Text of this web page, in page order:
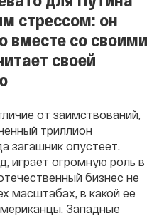
стрессом: он
вместе со своими
своей
от заимствований,
триллион
загашник опустеет.
играет огромную роль в
бизнес не
масштабах, в какой ее
Западные